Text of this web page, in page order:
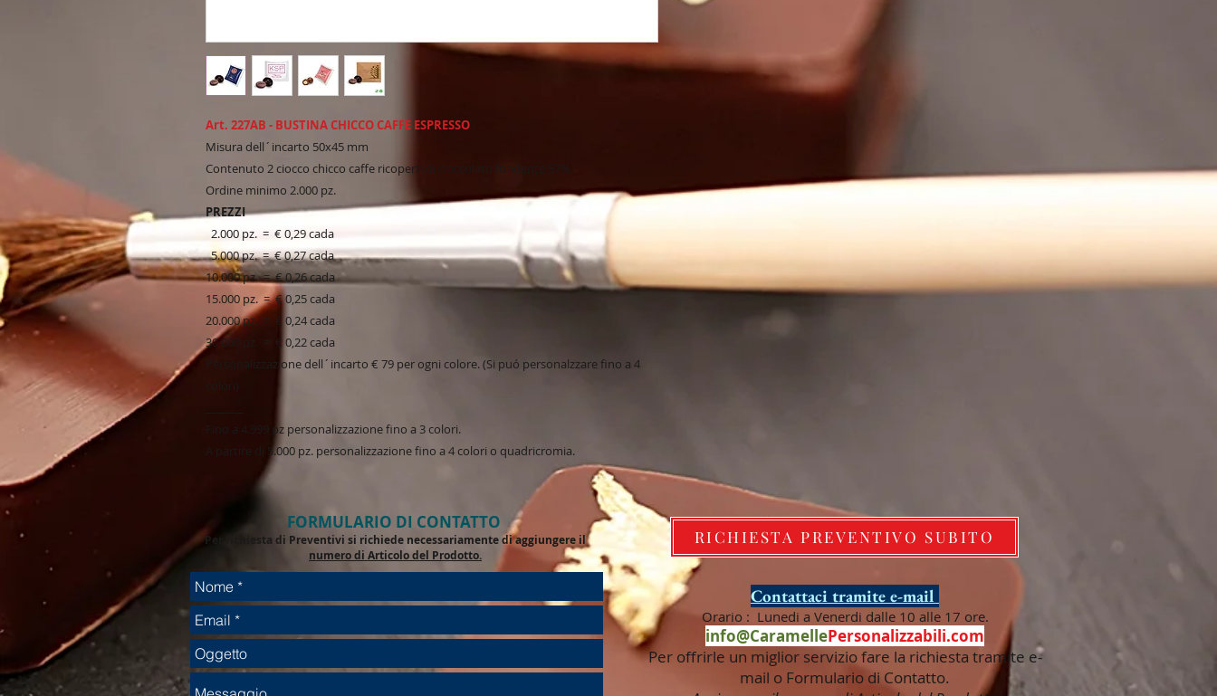
Art. 227AB - BUSTINA CHICCO CAFFE ESPRESSO
Misura dell´incarto 50x45 mm
Contenuto 2 ciocco chicco caffe ricoperti di cioccolato fondente 57%.
Ordine minimo 2.000 pz.
PREZZI
2.000 pz. = € 0,29 cada
5.000 pz. = € 0,27 cada
10.000 pz. = € 0,26 cada
15.000 pz. = € 0,25 cada
20.000 pz. = € 0,24 cada
30.000 pz. = € 0,22 cada
Personalizzazione dell´incarto € 79 per ogni colore. (Si puó personalzzare fino a 4
Fino a 4.999 pz personalizzazione fino a 3 colori.
A partire di 5.000 pz. personalizzazione fino a 4 colori o quadricromia.
* I nostri prodotti sono ecologici, di alta qualità e a
Email : info@CaramellePersonalizzabili.com
FORMULARIO DI CONTATTO
Per richiesta di Preventivi si richiede necessariamente di aggiungere il
numero di Articolo del Prodotto.
RICHIESTA PREVENTIVO SUBITO
Contattaci tramite e-mail
Orario : Lunedi a Venerdi dalle 10 alle 17 ore.
info@CaramellePersonalizzabili.com
Per offrirle un miglior servizio fare la richiesta tramite e-
mail o Formulario di Contatto.